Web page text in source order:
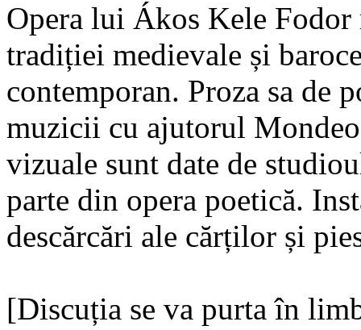
Opera lui Ákos Kele
tradiției medievale și
contemporan. Proza sa de
muzicii cu ajutorul
vizuale sunt date de
parte din opera poetică.
descărcări ale cărților și
[Discuția se va purta în